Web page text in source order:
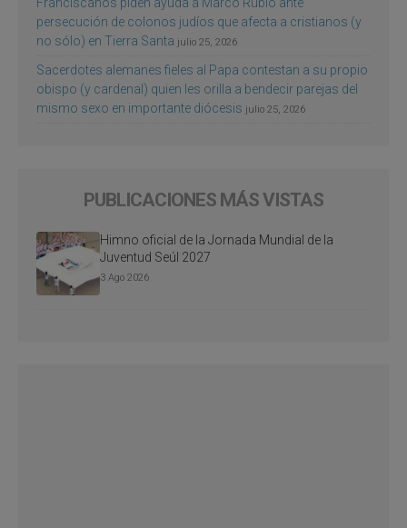
persecución de colonos judíos que afecta a cristianos (y
no sólo) en Tierra Santa julio 25, 2026
Sacerdotes alemanes fieles al Papa contestan a su propio
obispo (y cardenal) quien les orilla a bendecir parejas del
mismo sexo en importante diócesis julio 25, 2026
PUBLICACIONES MÁS VISTAS
Himno oficial de la Jornada Mundial de la
Juventud Seúl 2027
3 Ago 2026